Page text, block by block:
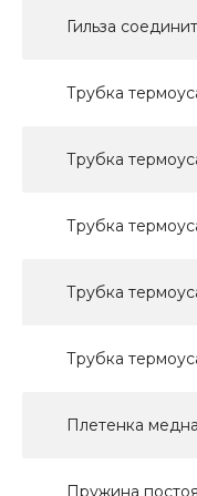
Гильза
Трубка
Трубка
Трубка
Трубка
Трубка
Плетенка
Пружина